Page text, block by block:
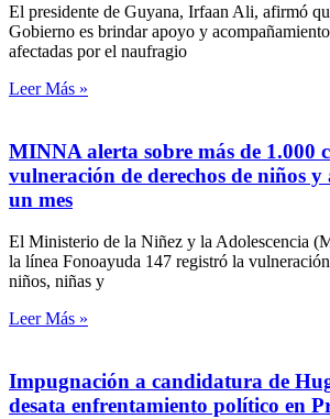
El presidente de Guyana, Irfaan Ali, afirmó
Gobierno es brindar apoyo y
afectadas por el naufragio
Leer Más »
MINNA alerta sobre más de 1.000
vulneración de derechos de niños y
un mes
El Ministerio de la Niñez y la Adolescencia
la línea Fonoayuda 147 registró la
niños, niñas y
Leer Más »
Impugnación a candidatura de
desata enfrentamiento político en